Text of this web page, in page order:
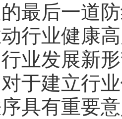
最后一道
行业健康
业发展新
于建立行
具有重要